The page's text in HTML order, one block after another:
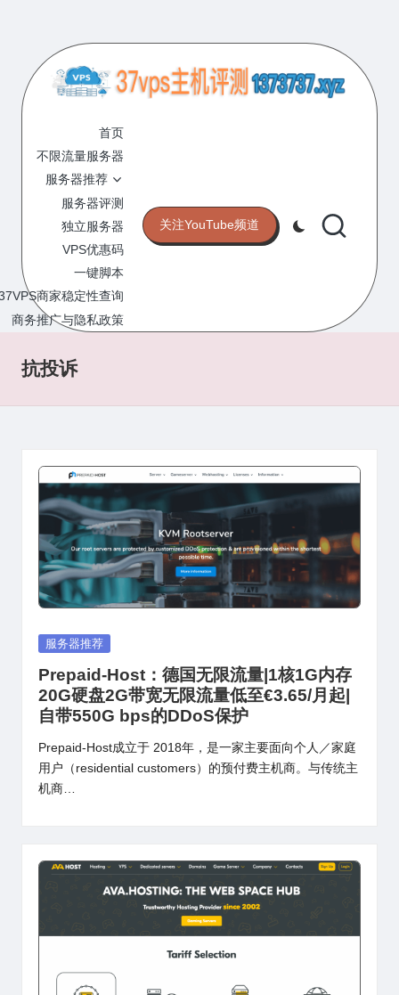
content
7
V
P
S
主
机
评
测
的
VPS
网
站
首页
不限流量服务器
服务器推荐
服务器评测
独立服务器
VPS优惠码
一键脚本
商家稳定性查询
商务推广与隐私政策
关注YouTube频道
抗投诉
Posted
服务器推荐
Prepaid-Host：德国无限流量|1核1G内存
20G硬盘2G带宽无限流量低至€3.65/月起|
自带550G bps的DDoS保护
Prepaid-Host成立于 2018年，是一家主要面向个人／家庭
用户（residential customers）的预付费主机商。与传统主
机商…